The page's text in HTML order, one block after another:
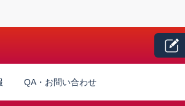
QA・お問い合わせ